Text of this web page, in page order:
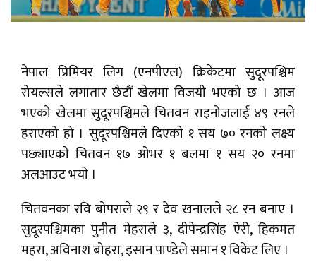
नेपाल प्रिमियर लिग (एनपीएल) क्रिकेटमा सुदूरपश्चिम
रोयल्सले लगातार छैटौं खेलमा विजयी भएको छ । आज
भएको खेलमा सुदूरपश्चिमले चितवन राइनोजलाई ४९ रनले
हराएको हो । सुदूरपश्चिमले दिएकाे १ सय ७० रनकाे लक्ष्य
पछ्याएकाे चितवन १७ ओभर १ बलमा १ सय २० रनमा
अलआउट भयाे ।
चितवनका रवि बोपराले २९ र देव खनालले २८ रन बनाए ।
सुदूरपश्चिमका पुनीत मेहराले ३, दीपेन्द्रसिंह ऐरी, हिकमत
महरा, अविनाश बोहरा, इसान पाण्डेले समान १ विकेट लिए ।